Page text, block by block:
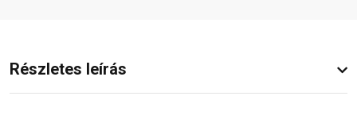
Részletes leírás